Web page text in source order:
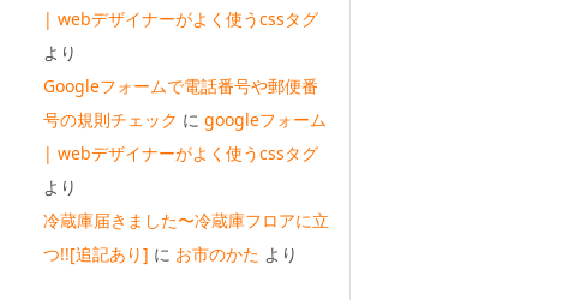
| webデザイナーがよく使うcssタグ
より
Googleフォームで電話番号や郵便番
号の規則チェック に googleフォーム
| webデザイナーがよく使うcssタグ
より
冷蔵庫届きました〜冷蔵庫フロアに立
つ!![追記あり] に お市のかた より